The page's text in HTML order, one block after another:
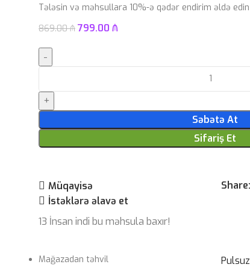
Tələsin və məhsullara 10%-ə qədər endirim əldə edin
869.00₼ 799.00₼
Səbətə At
Sifariş Et
Müqayisə
İstəklərə əlavə et
13 İnsan indi bu məhsula baxır!
Mağazadan təhvil Pulsuz